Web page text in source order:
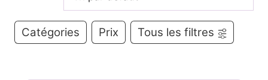
Catégories Prix Tous les filtres